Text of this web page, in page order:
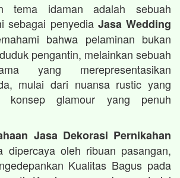
tema idaman adalah sebuah
sebagai penyedia Jasa Wedding
bahwa pelaminan bukan
pengantin, melainkan sebuah
yang merepresentasikan
mulai dari nuansa rustic yang
konsep glamour yang penuh
Jasa Dekorasi Pernikahan
dipercaya oleh ribuan pasangan,
Kualitas Bagus pada